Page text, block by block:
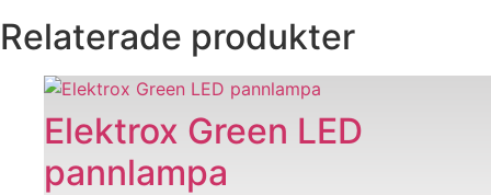
Relaterade produkter
Elektrox Green LED
pannlampa